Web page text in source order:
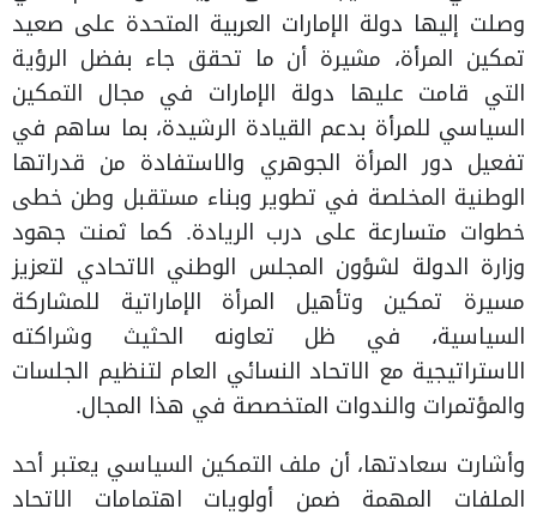
وصلت إليها دولة الإمارات العربية المتحدة على صعيد
تمكين المرأة، مشيرة أن ما تحقق جاء بفضل الرؤية
التي قامت عليها دولة الإمارات في مجال التمكين
السياسي للمرأة بدعم القيادة الرشيدة، بما ساهم في
تفعيل دور المرأة الجوهري والاستفادة من قدراتها
الوطنية المخلصة في تطوير وبناء مستقبل وطن خطى
خطوات متسارعة على درب الريادة. كما ثمنت جهود
وزارة الدولة لشؤون المجلس الوطني الاتحادي لتعزيز
مسيرة تمكين وتأهيل المرأة الإماراتية للمشاركة
السياسية، في ظل تعاونه الحثيث وشراكته
الاستراتيجية مع الاتحاد النسائي العام لتنظيم الجلسات
والمؤتمرات والندوات المتخصصة في هذا المجال.
وأشارت سعادتها، أن ملف التمكين السياسي يعتبر أحد
الملفات المهمة ضمن أولويات اهتمامات الاتحاد